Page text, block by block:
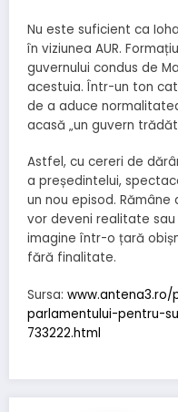
Nu este suficient ca
în viziunea AUR.
guvernului condus de
acestuia. Într-un ton
de a aduce
acasă „un guvern
Astfel, cu cereri de
a președintelui,
un nou episod.
vor deveni realitate
imagine într-o țară
fără finalitate.
Sursa:
parlamentului-pentru-
733222.html